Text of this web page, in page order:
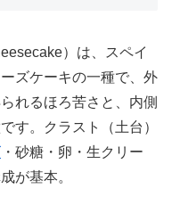
）は、スペイ
ズケーキの一種で、外
れるほろ苦さと、内側
す。クラスト（土台）
・砂糖・卵・生クリー
が基本。